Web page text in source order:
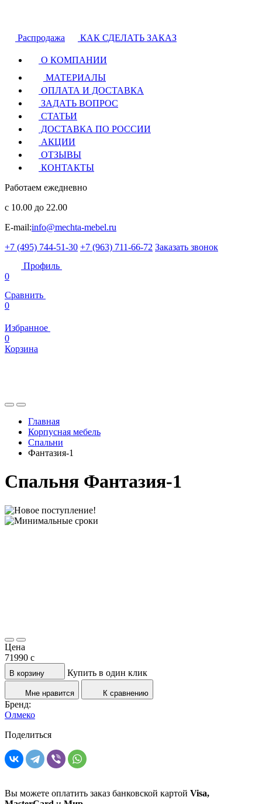
Распродажа КАК СДЕЛАТЬ ЗАКАЗ
О КОМПАНИИ
МАТЕРИАЛЫ
ОПЛАТА И ДОСТАВКА
ЗАДАТЬ ВОПРОС
СТАТЬИ
ДОСТАВКА ПО РОССИИ
АКЦИИ
ОТЗЫВЫ
КОНТАКТЫ
Работаем ежедневно
с 10.00 до 22.00
E-mail:info@mechta-mebel.ru
+7 (495) 744-51-30 +7 (963) 711-66-72 Заказать звонок
Профиль
0
Сравнить
0
Избранное
0
Корзина
Главная
Корпусная мебель
Спальни
Фантазия-1
Спальня Фантазия-1
Цена
71990 c
В корзину Купить в один клик
Мне нравится К сравнению
Бренд:
Олмеко
Поделиться
Вы можете оплатить заказ банковской картой Visa,